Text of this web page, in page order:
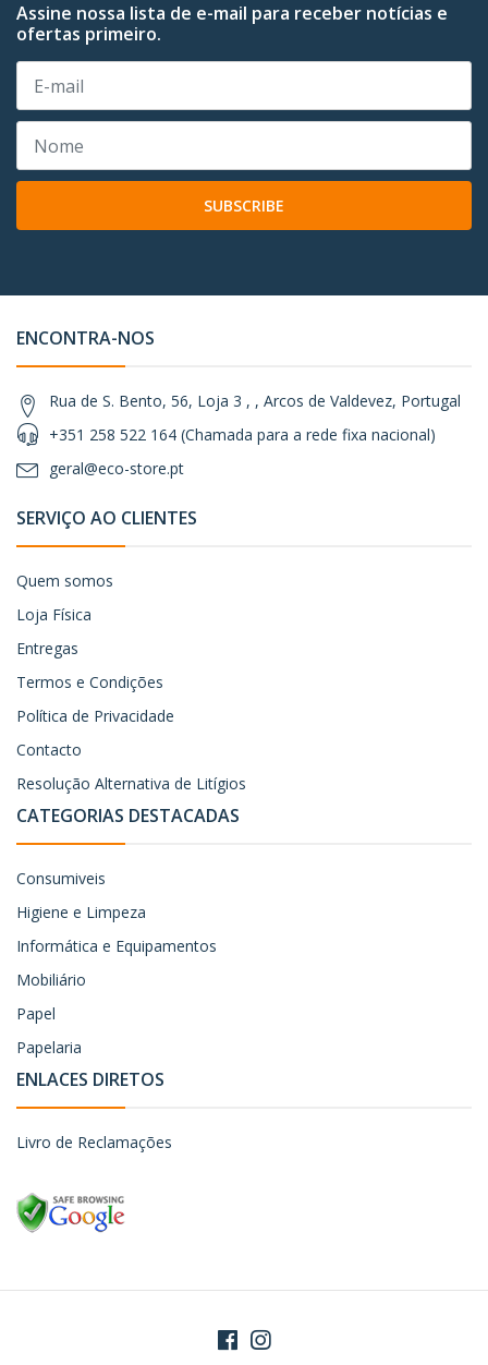
Assine nossa lista de e-mail para receber notícias e
ofertas primeiro.
SUBSCRIBE
ENCONTRA-NOS
Rua de S. Bento, 56, Loja 3 , , Arcos de Valdevez, Portugal
+351 258 522 164 (Chamada para a rede fixa nacional)
geral@eco-store.pt
SERVIÇO AO CLIENTES
Quem somos
Loja Física
Entregas
Termos e Condições
Política de Privacidade
Contacto
Resolução Alternativa de Litígios
CATEGORIAS DESTACADAS
Consumiveis
Higiene e Limpeza
Informática e Equipamentos
Mobiliário
Papel
Papelaria
ENLACES DIRETOS
Livro de Reclamações